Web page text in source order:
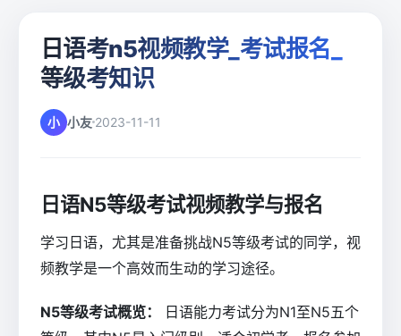
日语考n5视频教学_考试报名_
等级考知识
小 小友 2023-11-11
日语N5等级考试视频教学与报名
学习日语，尤其是准备挑战N5等级考试的同学，视
频教学是一个高效而生动的学习途径。
N5等级考试概览：
日语能力考试分为N1至N5五个